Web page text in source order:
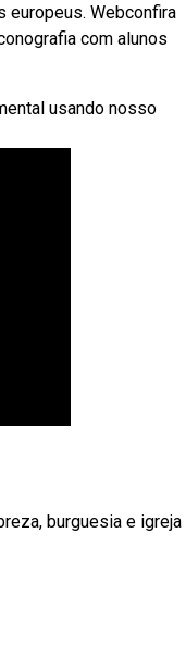
europeus. Webconfira
com alunos
usando nosso
burguesia e igreja